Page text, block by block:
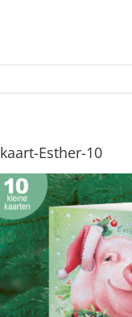
kaart-Esther-10